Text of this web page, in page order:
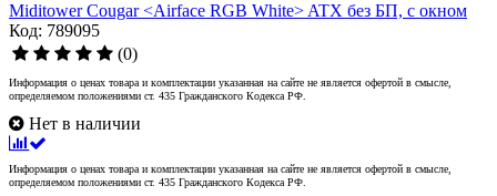
Miditower Cougar <Airface RGB White> ATX без БП, с окном
Код: 789095
(0)
Информация о ценах товара и комплектации указанная на сайте не является офертой в смысле,
определяемом положениями ст. 435 Гражданского Кодекса РФ.
Нет в наличии
Информация о ценах товара и комплектации указанная на сайте не является офертой в смысле,
определяемом положениями ст. 435 Гражданского Кодекса РФ.